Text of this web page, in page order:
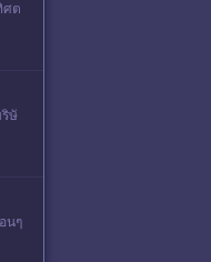
ศต
ษั
นๆ